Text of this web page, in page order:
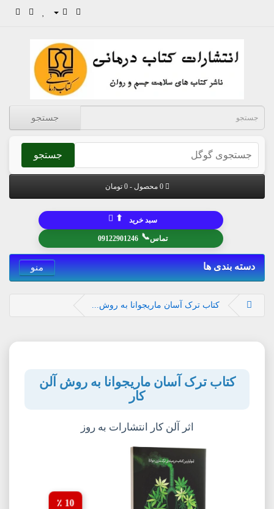
جستجو
جستجو
0 محصول - 0 تومان
تماس📞
09122901246
سبد خرید ⬆
دسته بندی ها منو
کتاب ترک آسان ماریجوانا به روش...
کتاب ترک آسان ماریجوانا به روش آلن
کار
اثر آلن کار انتشارات به روز
10 ٪